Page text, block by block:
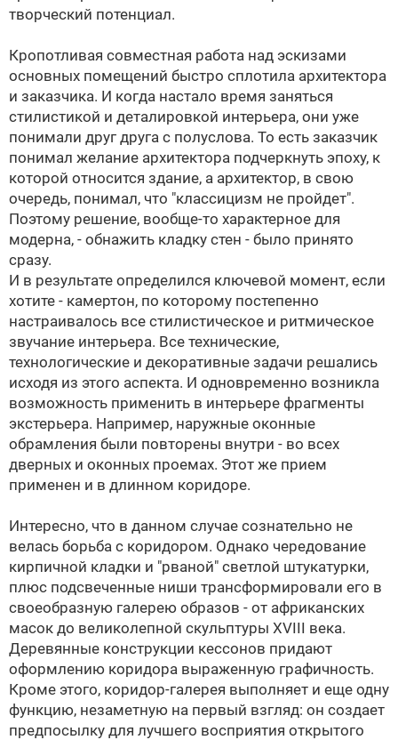
творческий потенциал.
Кропотливая совместная работа над эскизами
основных помещений быстро сплотила архитектора
и заказчика. И когда настало время заняться
стилистикой и деталировкой интерьера, они уже
понимали друг друга с полуслова. То есть заказчик
понимал желание архитектора подчеркнуть эпоху, к
которой относится здание, а архитектор, в свою
очередь, понимал, что "классицизм не пройдет".
Поэтому решение, вообще-то характерное для
модерна, - обнажить кладку стен - было принято
сразу.
И в результате определился ключевой момент, если
хотите - камертон, по которому постепенно
настраивалось все стилистическое и ритмическое
звучание интерьера. Все технические,
технологические и декоративные задачи решались
исходя из этого аспекта. И одновременно возникла
возможность применить в интерьере фрагменты
экстерьера. Например, наружные оконные
обрамления были повторены внутри - во всех
дверных и оконных проемах. Этот же прием
применен и в длинном коридоре.
Интересно, что в данном случае сознательно не
велась борьба с коридором. Однако чередование
кирпичной кладки и "рваной" светлой штукатурки,
плюс подсвеченные ниши трансформировали его в
своеобразную галерею образов - от африканских
масок до великолепной скульптуры XVIII века.
Деревянные конструкции кессонов придают
оформлению коридора выраженную графичность.
Кроме этого, коридор-галерея выполняет и еще одну
функцию, незаметную на первый взгляд: он создает
предпосылку для лучшего восприятия открытого